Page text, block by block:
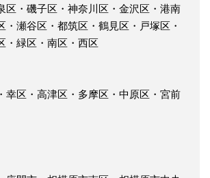
区・磯子区・神奈川区・金沢区・港南
・瀬谷区・都筑区・鶴見区・戸塚区・
・緑区・南区・西区
幸区・高津区・多摩区・中原区・宮前